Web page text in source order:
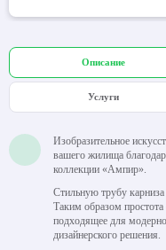
Описание
Услуги
Изобразительное
вашего жилища
коллекции «Ампир».
Стильную трубу карниза
Таким образом простота
подходящее для
дизайнерского решения.